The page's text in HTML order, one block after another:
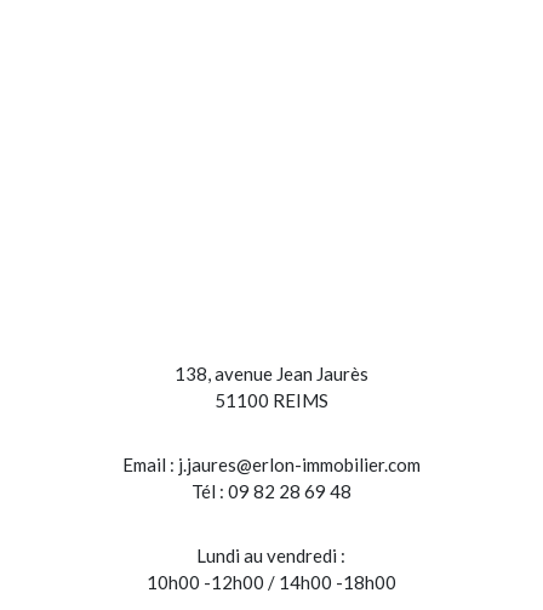
138, avenue Jean Jaurès
51100 REIMS
Email : j.jaures@erlon-immobilier.com
Tél : 09 82 28 69 48
Lundi au vendredi :
10h00 -12h00 / 14h00 -18h00